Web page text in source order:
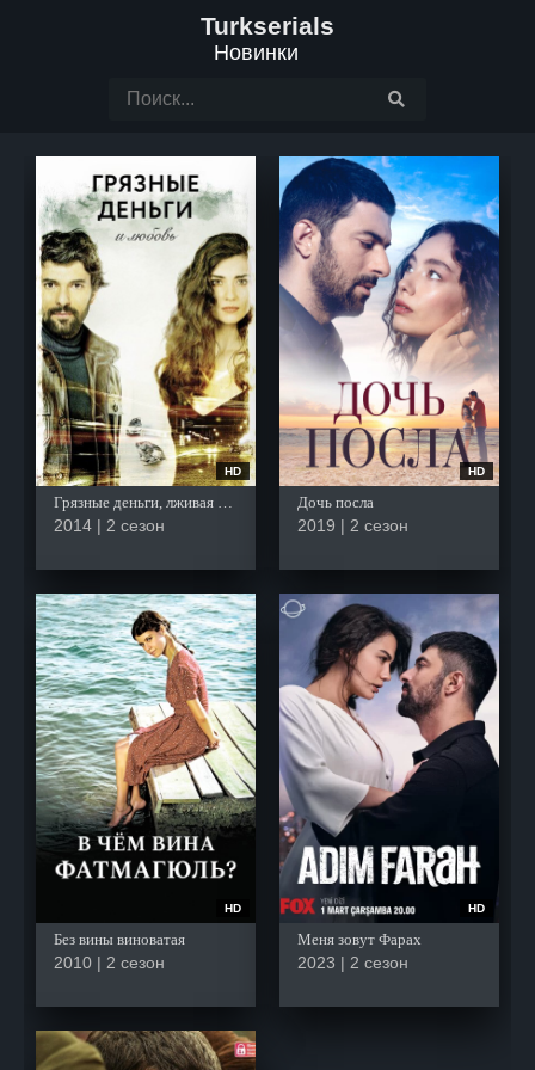
Turkserials
Новинки
HD
Грязные деньги, лживая любовь
2014 | 2 сезон
HD
Дочь посла
2019 | 2 сезон
HD
Без вины виноватая
2010 | 2 сезон
HD
Меня зовут Фарах
2023 | 2 сезон